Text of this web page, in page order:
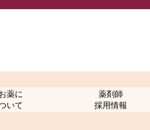
薬に
いて
薬剤師
採用情報